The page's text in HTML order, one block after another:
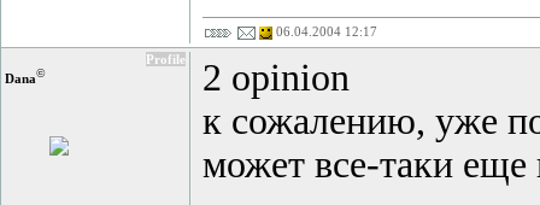
06.04.2004 12:17
Profile
Dana©
2 opinion
к сожалению, уже
может все-таки